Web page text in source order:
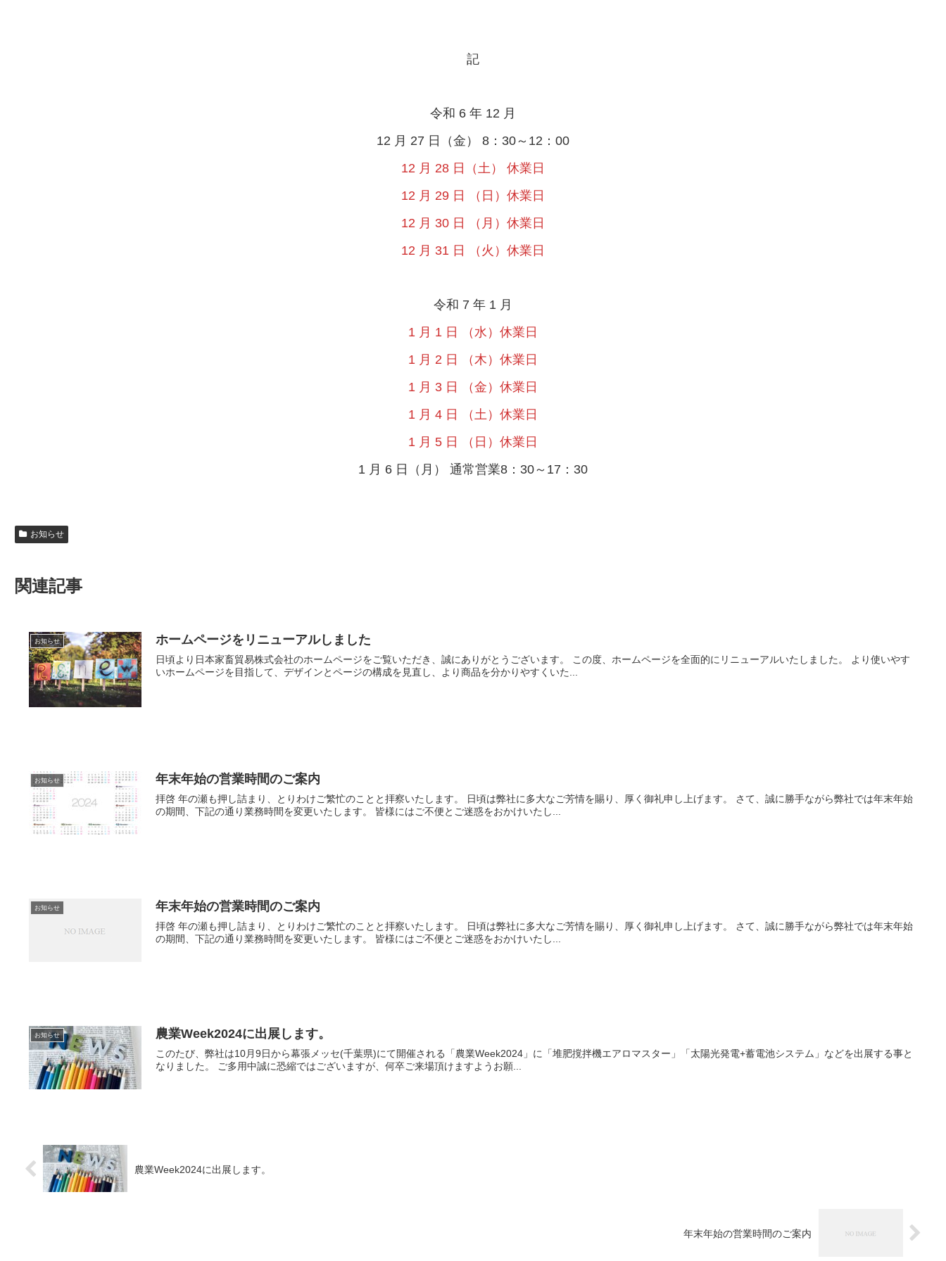
記
令和 6 年 12 月
12 月 27 日（金） 8：30～12：00
12 月 28 日（土） 休業日
12 月 29 日 （日）休業日
12 月 30 日 （月）休業日
12 月 31 日 （火）休業日
令和 7 年 1 月
1 月 1 日 （水）休業日
1 月 2 日 （木）休業日
1 月 3 日 （金）休業日
1 月 4 日 （土）休業日
1 月 5 日 （日）休業日
1 月 6 日（月） 通常営業8：30～17：30
お知らせ
関連記事
お知らせ ホームページをリニューアルしました
日頃より日本家畜貿易株式会社のホームページをご覧いただき、誠にありがとうございます。 この度、ホームページを全面的にリニューアルいたしました。 より使いやす
いホームページを目指して、デザインとページの構成を見直し、より商品を分かりやすくいた...
お知らせ 年末年始の営業時間のご案内
拝啓 年の瀬も押し詰まり、とりわけご繁忙のことと拝察いたします。 日頃は弊社に多大なご芳情を賜り、厚く御礼申し上げます。 さて、誠に勝手ながら弊社では年末年始
の期間、下記の通り業務時間を変更いたします。 皆様にはご不便とご迷惑をおかけいたし...
お知らせ 年末年始の営業時間のご案内
拝啓 年の瀬も押し詰まり、とりわけご繁忙のことと拝察いたします。 日頃は弊社に多大なご芳情を賜り、厚く御礼申し上げます。 さて、誠に勝手ながら弊社では年末年始
の期間、下記の通り業務時間を変更いたします。 皆様にはご不便とご迷惑をおかけいたし...
お知らせ 農業Week2024に出展します。
このたび、弊社は10月9日から幕張メッセ(千葉県)にて開催される「農業Week2024」に「堆肥撹拌機エアロマスター」「太陽光発電+蓄電池システム」などを出展する事と
なりました。 ご多用中誠に恐縮ではございますが、何卒ご来場頂けますようお願...
農業Week2024に出展します。
年末年始の営業時間のご案内